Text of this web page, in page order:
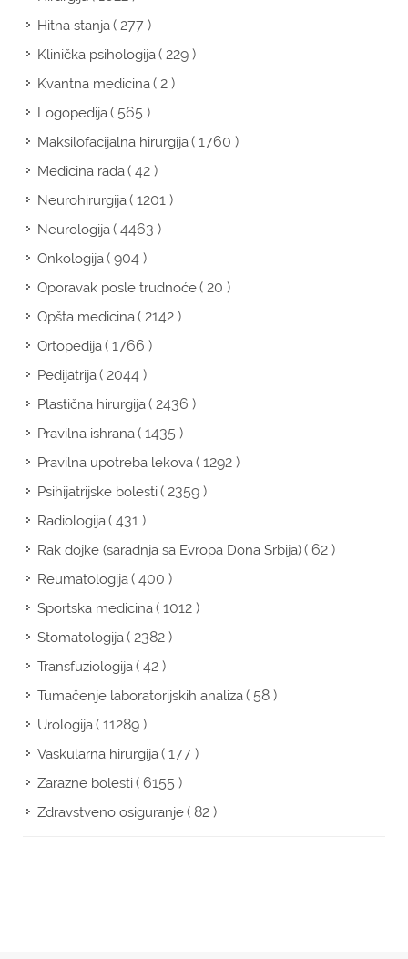
Hitna stanja( 277 )
Klinička psihologija( 229 )
Kvantna medicina( 2 )
Logopedija( 565 )
Maksilofacijalna hirurgija( 1760 )
Medicina rada( 42 )
Neurohirurgija( 1201 )
Neurologija( 4463 )
Onkologija( 904 )
Oporavak posle trudnoće( 20 )
Opšta medicina( 2142 )
Ortopedija( 1766 )
Pedijatrija( 2044 )
Plastična hirurgija( 2436 )
Pravilna ishrana( 1435 )
Pravilna upotreba lekova( 1292 )
Psihijatrijske bolesti( 2359 )
Radiologija( 431 )
Rak dojke (saradnja sa Evropa Dona Srbija)( 62 )
Reumatologija( 400 )
Sportska medicina( 1012 )
Stomatologija( 2382 )
Transfuziologija( 42 )
Tumačenje laboratorijskih analiza( 58 )
Urologija( 11289 )
Vaskularna hirurgija( 177 )
Zarazne bolesti( 6155 )
Zdravstveno osiguranje( 82 )